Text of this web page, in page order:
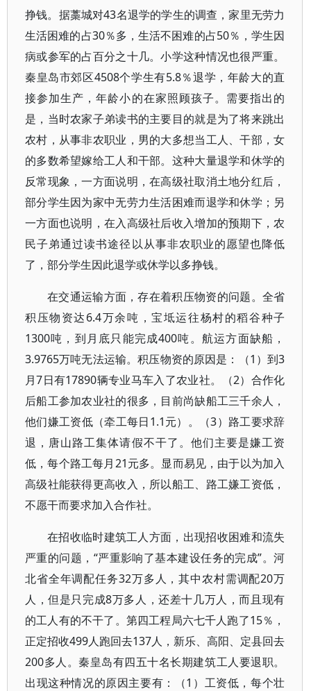
挣钱。据藁城对43名退学的学生的调查，家里无劳力
生活困难的占30％多，生活不困难的占50％，学生因
病或参军的占百分之十几。小学这种情况也很严重。
秦皇岛市郊区4508个学生有5.8％退学，年龄大的直
接参加生产，年龄小的在家照顾孩子。需要指出的
是，当时农家子弟读书的主要目的就是为了将来跳出
农村，从事非农职业，男的大多想当工人、干部，女
的多数希望嫁给工人和干部。这种大量退学和休学的
反常现象，一方面说明，在高级社取消土地分红后，
部分学生因为家中无劳力生活困难而退学和休学；另
一方面也说明，在入高级社后收入增加的预期下，农
民子弟通过读书途径以从事非农职业的愿望也降低
了，部分学生因此退学或休学以多挣钱。
在交通运输方面，存在着积压物资的问题。全省
积压物资达6.4万余吨，宝坻运往杨村的稻谷种子
1300吨，到月底只能完成400吨。航运方面缺船，
3.9765万吨无法运输。积压物资的原因是：（1）到3
月7日有17890辆专业马车入了农业社。（2）合作化
后船工参加农业社的很多，目前尚缺船工三千余人，
他们嫌工资低（牵工每日1.1元）。（3）路工要求辞
退，唐山路工集体请假不干了。他们主要是嫌工资
低，每个路工每月21元多。显而易见，由于以为加入
高级社能获得更高收入，所以船工、路工嫌工资低，
不愿干而要求加入合作社。
在招收临时建筑工人方面，出现招收困难和流失
严重的问题，“严重影响了基本建设任务的完成”。河
北省全年调配任务32万多人，其中农村需调配20万
人，但是只完成8万多人，还差十几万人，而且现有
的工人有的不干了。第四工程局六七千人跑了15％，
正定招收499人跑回去137人，新乐、高阳、定县回去
200多人。秦皇岛有四五十名长期建筑工人要退职。
出现这种情况的原因主要有：（1）工资低，每个壮